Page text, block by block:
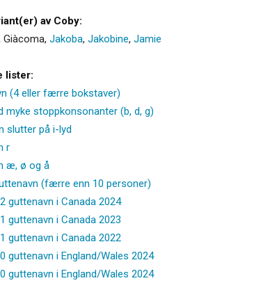
av Coby:
Giàcoma, Jakoba, Jakobine, Jamie
lister:
(4 eller færre bokstaver)
myke stoppkonsonanter (b, d, g)
slutter på i-lyd
r
æ, ø og å
(færre enn 10 personer)
guttenavn i Canada 2024
guttenavn i Canada 2023
guttenavn i Canada 2022
guttenavn i England/Wales 2024
guttenavn i England/Wales 2024